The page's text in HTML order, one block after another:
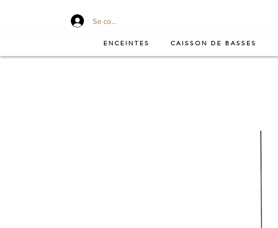
Se connecter
ENCEINTES CAISSON DE BASSES